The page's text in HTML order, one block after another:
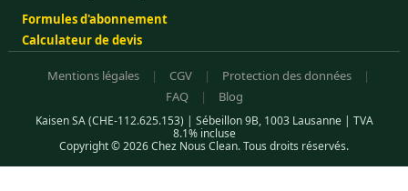
Formules d'abonnement
Calculateur de devis
Mentions légales | CGV | Protection des données
|
FAQ
| Blog
Kaisen SA (CHE-112.625.153) | Sébeillon 9B, 1003 Lausanne | TVA
8.1% incluse
Copyright © 2026 Chez Nous Clean. Tous droits réservés.